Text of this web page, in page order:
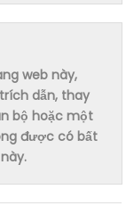
web này,
dẫn, thay
bộ hoặc một
được có bất